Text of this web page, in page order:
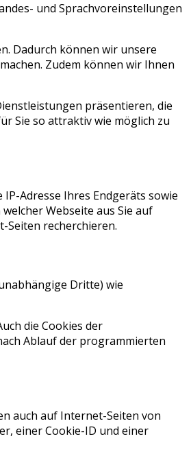
und Sprachvoreinstellungen
Dadurch können wir unsere
Zudem können wir Ihnen
präsentieren, die
Sie so attraktiv wie möglich zu
Adresse Ihres Endgeräts sowie
Webseite aus Sie auf
Seiten recherchieren.
Dritte) wie
die Cookies der
Ablauf der programmierten
auch auf Internet-Seiten von
einer Cookie-ID und einer